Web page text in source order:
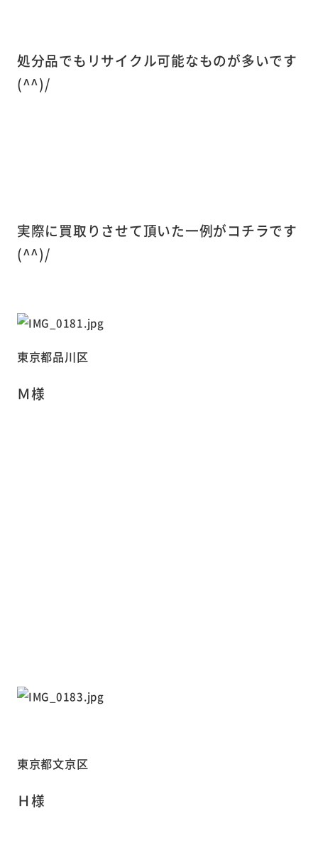
処分品でもリサイクル可能なものが多いです
(^^)/
実際に買取りさせて頂いた一例がコチラです
(^^)/
東京都品川区
Ｍ様
東京都文京区
Ｈ様